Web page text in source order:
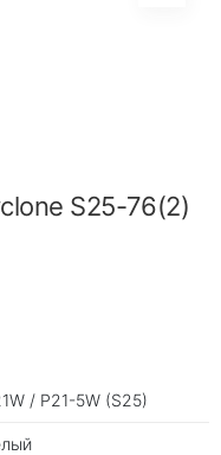
S25-76(2)
/ P21-5W (S25)